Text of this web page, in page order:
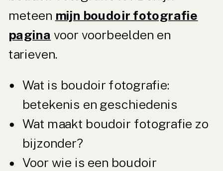
meteen mijn boudoir fotografie
pagina voor voorbeelden en
tarieven.
Wat is boudoir fotografie:
betekenis en geschiedenis
Wat maakt boudoir fotografie zo
bijzonder?
Voor wie is een boudoir